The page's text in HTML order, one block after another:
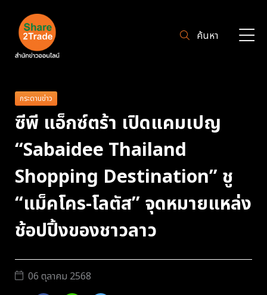
ค้นหา
กระดานข่าว
ซีพี แอ็กซ์ตร้า เปิดแคมเปญ
“Sabaidee Thailand
Shopping Destination” ชู
“แม็คโคร-โลตัส” จุดหมายแหล่ง
ช้อปปิ้งของชาวลาว
06 ตุลาคม 2568